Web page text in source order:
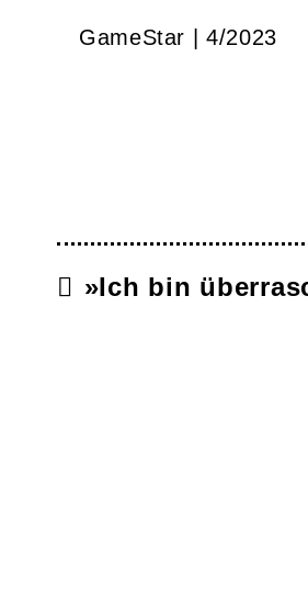
GameStar | 4/2023
»Ich bin